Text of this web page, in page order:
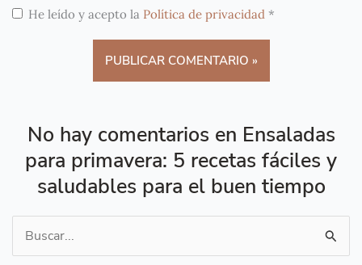
He leído y acepto la Política de privacidad *
No hay comentarios en Ensaladas
para primavera: 5 recetas fáciles y
saludables para el buen tiempo
Buscar
por: